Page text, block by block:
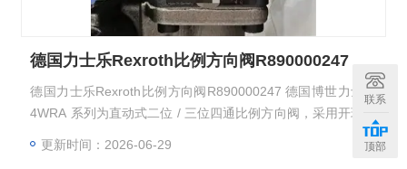
德国力士乐Rexroth比例方向阀R890000247
德国力士乐Rexroth比例方向阀R890000247 德国博世力士乐
4WRA 系列为直动式二位 / 三位四通比例方向阀，采用开环控
制架构，分为外置放大器型与集成电子型两大基础亚型，覆盖
NG6、NG10 通径规格，可根据输入电信号连续精准控制油液
更新时间：2026-06-29
联系
顶部